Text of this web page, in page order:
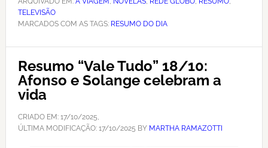
TELEVISÃO
MARCADOS COM AS TAGS: RESUMO DO DIA
Resumo “Vale Tudo” 18/10:
Afonso e Solange celebram a
vida
CRIADO EM: 17/10/2025,
ÚLTIMA MODIFICAÇÃO: 17/10/2025 BY MARTHA RAMAZOTTI